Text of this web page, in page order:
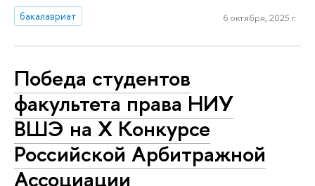
бакалавриат
6 октября, 2025 г.
Победа студентов
факультета права НИУ
ВШЭ на X Конкурсе
Российской Арбитражной
Ассоциации